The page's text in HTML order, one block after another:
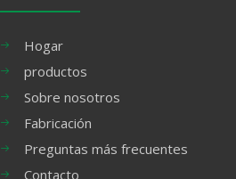
Hogar
productos
Sobre nosotros
Fabricación
Preguntas más frecuentes
Contacto